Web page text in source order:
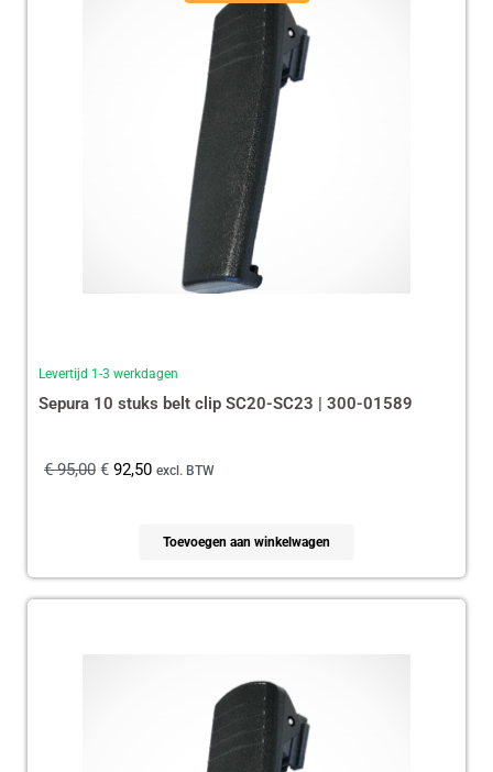
Levertijd 1-3 werkdagen
Sepura 10 stuks belt clip SC20-SC23 | 300-01589
€95,00 € 92,50 excl. BTW
Toevoegen aan winkelwagen